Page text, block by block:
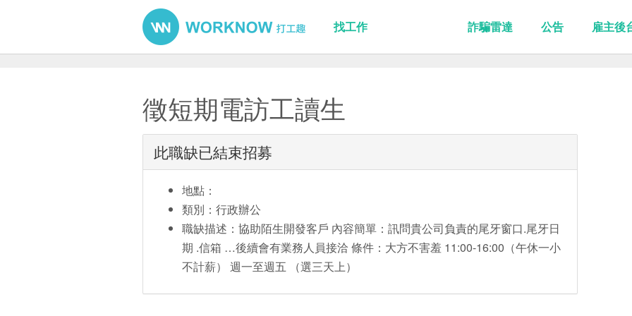
找工作 詐騙雷達 公告 雇主後
徵短期電訪工讀生
此職缺已結束招募
地點：
類別：行政辦公
職缺描述：協助陌生開發客戶 內容簡單：訊問貴公司負責的尾牙窗口.尾牙日
期 .信箱 …後續會有業務人員接洽 條件：大方不害羞 11:00-16:00（午休一小
不計薪） 週一至週五 （選三天上）